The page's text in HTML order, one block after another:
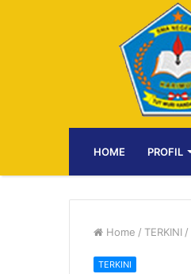
HOME PROFIL
Home / TERKINI /
TERKINI